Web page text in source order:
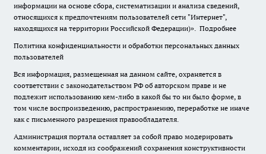
информации на основе сбора, систематизации и анализа сведений,
относящихся к предпочтениям пользователей сети "Интернет",
находящихся на территории Российской Федерации)». Подробнее
Политика конфиденциальности и обработки персональных данных
пользователей
Вся информация, размещенная на данном сайте, охраняется в
соответствии с законодательством РФ об авторском праве и не
подлежит использованию кем-либо в какой бы то ни было форме, в
том числе воспроизведению, распространению, переработке не иначе
как с письменного разрешения правообладателя.
Администрация портала оставляет за собой право модерировать
комментарии, исходя из соображений сохранения конструктивности